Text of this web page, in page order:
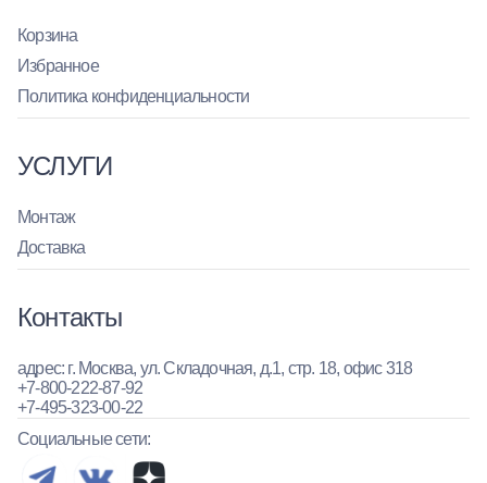
Корзина
Избранное
Политика конфиденциальности
УСЛУГИ
Монтаж
Доставка
Контакты
адрес: г. Москва, ул. Складочная, д.1, стр. 18, офис 318
+7-800-222-87-92
+7-495-323-00-22
Социальные сети: